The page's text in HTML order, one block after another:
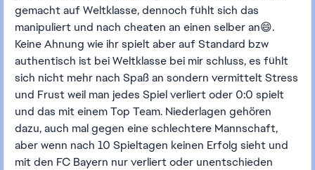
gemacht auf Weltklasse, dennoch fühlt sich das
manipuliert und nach cheaten an einen selber an😄.
Keine Ahnung wie ihr spielt aber auf Standard bzw
authentisch ist bei Weltklasse bei mir schluss, es fühlt
sich nicht mehr nach Spaß an sondern vermittelt Stress
und Frust weil man jedes Spiel verliert oder 0:0 spielt
und das mit einem Top Team. Niederlagen gehören
dazu, auch mal gegen eine schlechtere Mannschaft,
aber wenn nach 10 Spieltagen keinen Erfolg sieht und
mit den FC Bayern nur verliert oder unentschieden